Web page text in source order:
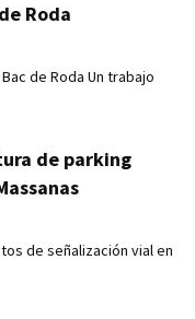
Roda
de Roda Un trabajo
de parking
de señalización vial en